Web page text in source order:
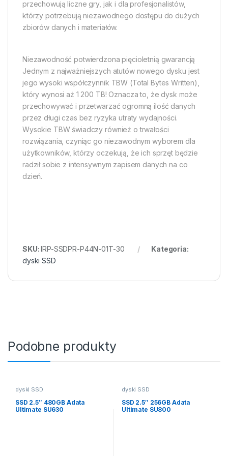
przechowują liczne gry, jak i dla profesjonalistów,
którzy potrzebują niezawodnego dostępu do dużych
zbiorów danych i materiałów.
Niezawodność potwierdzona pięcioletnią gwarancją
Jednym z najważniejszych atutów nowego dysku jest
jego wysoki współczynnik TBW (Total Bytes Written),
który wynosi aż 1 200 TB! Oznacza to, że dysk może
przechowywać i przetwarzać ogromną ilość danych
przez długi czas bez ryzyka utraty wydajności.
Wysokie TBW świadczy również o trwałości
rozwiązania, czyniąc go niezawodnym wyborem dla
użytkowników, którzy oczekują, że ich sprzęt będzie
radził sobie z intensywnym zapisem danych na co
dzień.
SKU:IRP-SSDPR-P44N-01T-30
Kategoria:
dyski SSD
Podobne produkty
dyski SSD
SSD 2.5″ 480GB Adata
Ultimate SU630
dyski SSD
SSD 2.5″ 256GB Adata
Ultimate SU800